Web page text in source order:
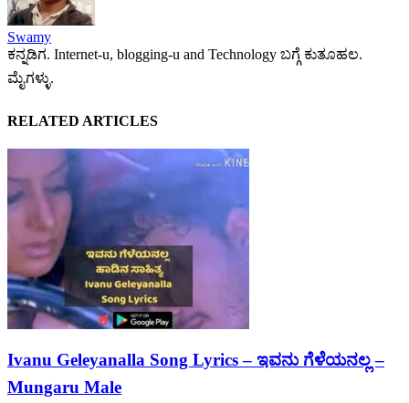
Swamy
ಕನ್ನಡಿಗ. Internet-u, blogging-u and Technology ಬಗ್ಗೆ ಕುತೂಹಲ.
ಮೈಗಳ್ಳು.
RELATED ARTICLES
Ivanu Geleyanalla Song Lyrics – ಇವನು ಗೆಳೆಯನಲ್ಲ –
Mungaru Male